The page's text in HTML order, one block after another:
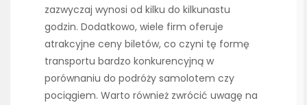
zazwyczaj wynosi od kilku do kilkunastu
godzin. Dodatkowo, wiele firm oferuje
atrakcyjne ceny biletów, co czyni tę formę
transportu bardzo konkurencyjną w
porównaniu do podróży samolotem czy
pociągiem. Warto również zwrócić uwagę na